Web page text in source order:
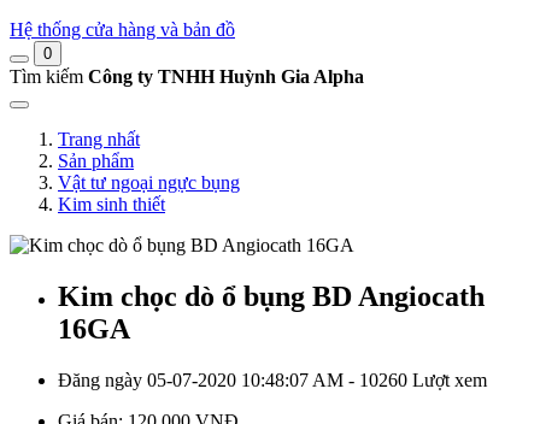
Hệ thống cửa hàng và bản đồ
0
Tìm kiếm Công ty TNHH Huỳnh Gia Alpha
Trang nhất
Sản phẩm
Vật tư ngoại ngực bụng
Kim sinh thiết
Kim chọc dò ổ bụng BD Angiocath
16GA
Đăng ngày 05-07-2020 10:48:07 AM - 10260 Lượt xem